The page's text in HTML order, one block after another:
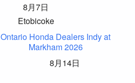
8月7日
Etobicoke
Ontario Honda Dealers Indy at
Markham 2026
8月14日